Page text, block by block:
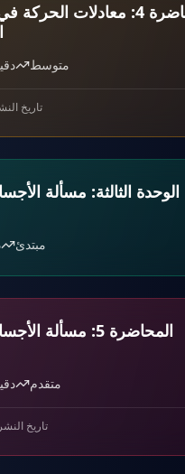
المحاضرة 4: معادلات
متوسط
تاريخ
الوحدة الثالثة: مسألة
مبتدئ
المحاضرة 5: مسألة
متقدم
تاريخ